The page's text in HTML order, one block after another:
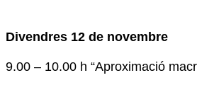
Divendres 12 de novembre
9.00 – 10.00 h “Aproximació